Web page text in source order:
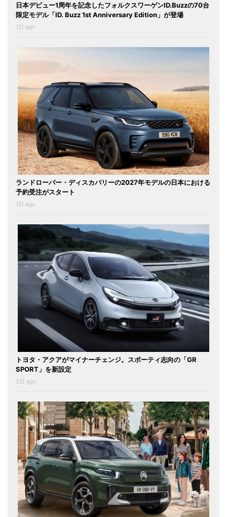
日本デビュー1周年を記念したフォルクスワーゲンID.Buzzの70台
限定モデル「ID. Buzz 1st Anniversary Edition」が登場
1日 ago
ランドローバー・ディスカバリーの2027年モデルの日本における
予約受注がスタート
1日 ago
トヨタ・アクアがマイナーチェンジ。スポーティ志向の「GR
SPORT」を新設定
3日 ago